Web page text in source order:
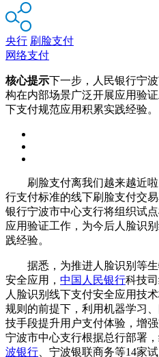
央行 刷脸支付
网络支付
核心提示下一步，人民银行宁
构在内部场景广泛开展应用验
下支付规范应用积累实践经验。
刷脸支付离我们越来越近
行支付标准的线下刷脸支付交
银行宁波市中心支行将组织试
应用验证工作，为今后人脸识
践经验。
据悉，为推进人脸识别等
安全应用， 中国人民银行科技
人脸识别线下支付安全应用技
规则的前提下，利用机器学习
技手段提升用户支付体验，增
宁波市中心支行根据总行部署
波银行 、宁波银联商务等14家